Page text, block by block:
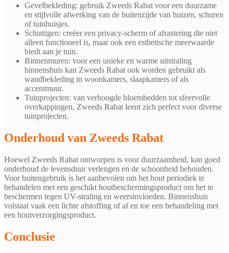
Gevelbekleding: gebruik Zweeds Rabat voor een duurzame
en stijlvolle afwerking van de buitenzijde van huizen, schuren
of tuinhuisjes.
Schuttigen: creëer een privacy-scherm of afrastering die niet
alleen functioneel is, maar ook een esthetische meerwaarde
biedt aan je tuin.
Binnenmuren: voor een unieke en warme uitstraling
binnenshuis kan Zweeds Rabat ook worden gebruikt als
wandbekleding in woonkamers, slaapkamers of als
accentmuur.
Tuinprojecten: van verhoogde bloembedden tot sfeervolle
overkappingen, Zweeds Rabat leent zich perfect voor diverse
tuinprojecten.
Onderhoud van Zweeds Rabat
Hoewel Zweeds Rabat ontworpen is voor duurzaamheid, kan goed
onderhoud de levensduur verlengen en de schoonheid behouden.
Voor buitengebruik is het aanbevolen om het hout periodiek te
behandelen met een geschikt houtbeschermingsproduct om het te
beschermen tegen UV-straling en weersinvloeden. Binnenshuis
volstaat vaak een lichte afstoffing of af en toe een behandeling met
een houtverzorgingsproduct.
Conclusie